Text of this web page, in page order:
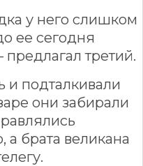
у него слишком
ее сегодня
третий.
и подталкивали
они забирали
а брата великана